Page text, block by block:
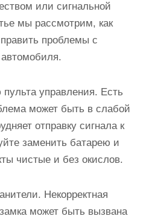
или сигнальной
мы рассмотрим, как
проблемы с
управления. Есть
может быть в слабой
отправку сигнала к
заменить батарею и
чистые и без окислов.
Некорректная
может быть вызвана